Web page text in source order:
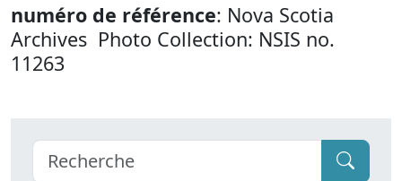
numéro de référence: Nova Scotia
Archives Photo Collection: NSIS no.
11263